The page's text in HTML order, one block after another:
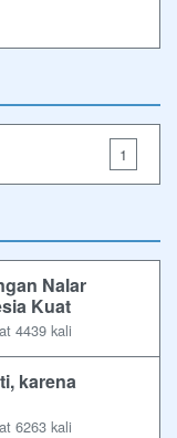
1
Nalar
Kuat
4439 kali
karena
6263 kali